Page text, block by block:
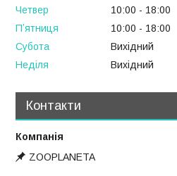
Четвер
10:00
18:00
Пʼятниця
10:00
18:00
Субота
Вихідний
Неділя
Вихідний
Контакти
ZOOPLANETA